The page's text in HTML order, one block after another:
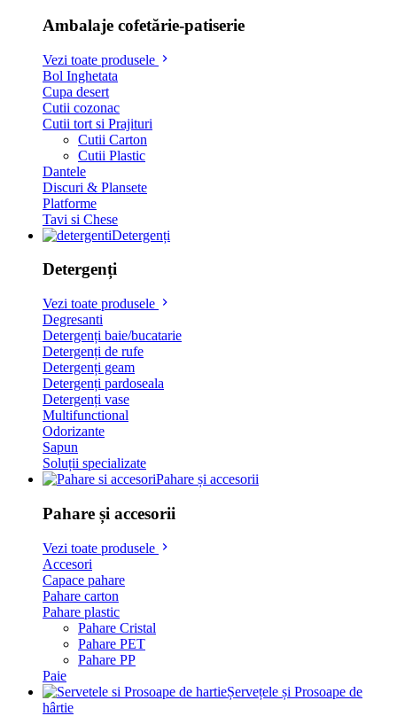
Ambalaje cofetărie-patiserie
Vezi toate produsele
Bol Inghetata
Cupa desert
Cutii cozonac
Cutii tort si Prajituri
Cutii Carton
Cutii Plastic
Dantele
Discuri & Plansete
Platforme
Tavi si Chese
Detergenți
Detergenți
Vezi toate produsele
Degresanti
Detergenți baie/bucatarie
Detergenți de rufe
Detergenți geam
Detergenți pardoseala
Detergenți vase
Multifunctional
Odorizante
Sapun
Soluții specializate
Pahare și accesorii
Pahare și accesorii
Vezi toate produsele
Accesori
Capace pahare
Pahare carton
Pahare plastic
Pahare Cristal
Pahare PET
Pahare PP
Paie
Șervețele și Prosoape de
hârtie